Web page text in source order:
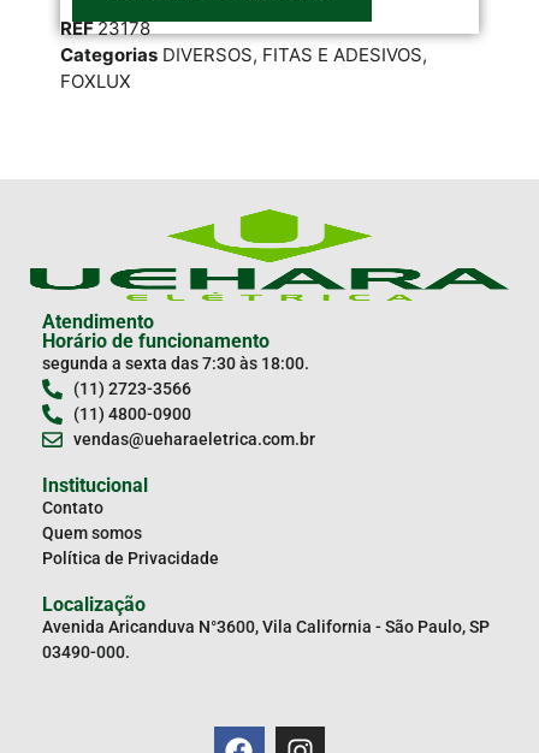
REF23178
Categorias DIVERSOS, FITAS E ADESIVOS,
FOXLUX
Atendimento
Horário de funcionamento
segunda a sexta das 7:30 às 18:00.
(11) 2723-3566
(11) 4800-0900
vendas@ueharaeletrica.com.br
Institucional
Contato
Quem somos
Política de Privacidade
Localização
Avenida Aricanduva N°3600, Vila California - São Paulo, SP
03490-000.